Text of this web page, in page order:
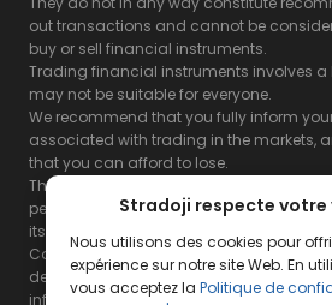
Stradoji respecte votre
Nous utilisons des cookies pour
expérience sur notre site Web. En
vous acceptez la Politique de
out transactions and cannot be
buy or sell financial instruments.
Trading financial instruments involves a
may not be suitable for everyone.
We recommend that you fully inform
associated with trading in the markets,
that you can afford to lose.
The Stradoji site does not guarantee the
performance of products based on the
its site and its servers.
Consequently, the Stradoji site and its
decline all responsibility in the use that
information and the consequences that